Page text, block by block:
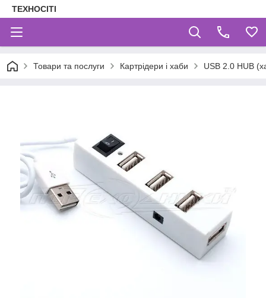
ТЕХНОСІТІ
Товари та послуги Картрідери і хаби USB 2.0 HUB